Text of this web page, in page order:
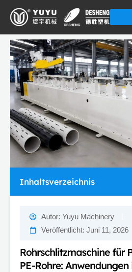
Zum
Inhalt
springen
Autor: Yuyu Machinery
Veröffentlicht: Juni 11, 2026
Rohrschlitzmaschine für
PE-Rohre: Anwendungen
Inhaltsverzeichnis